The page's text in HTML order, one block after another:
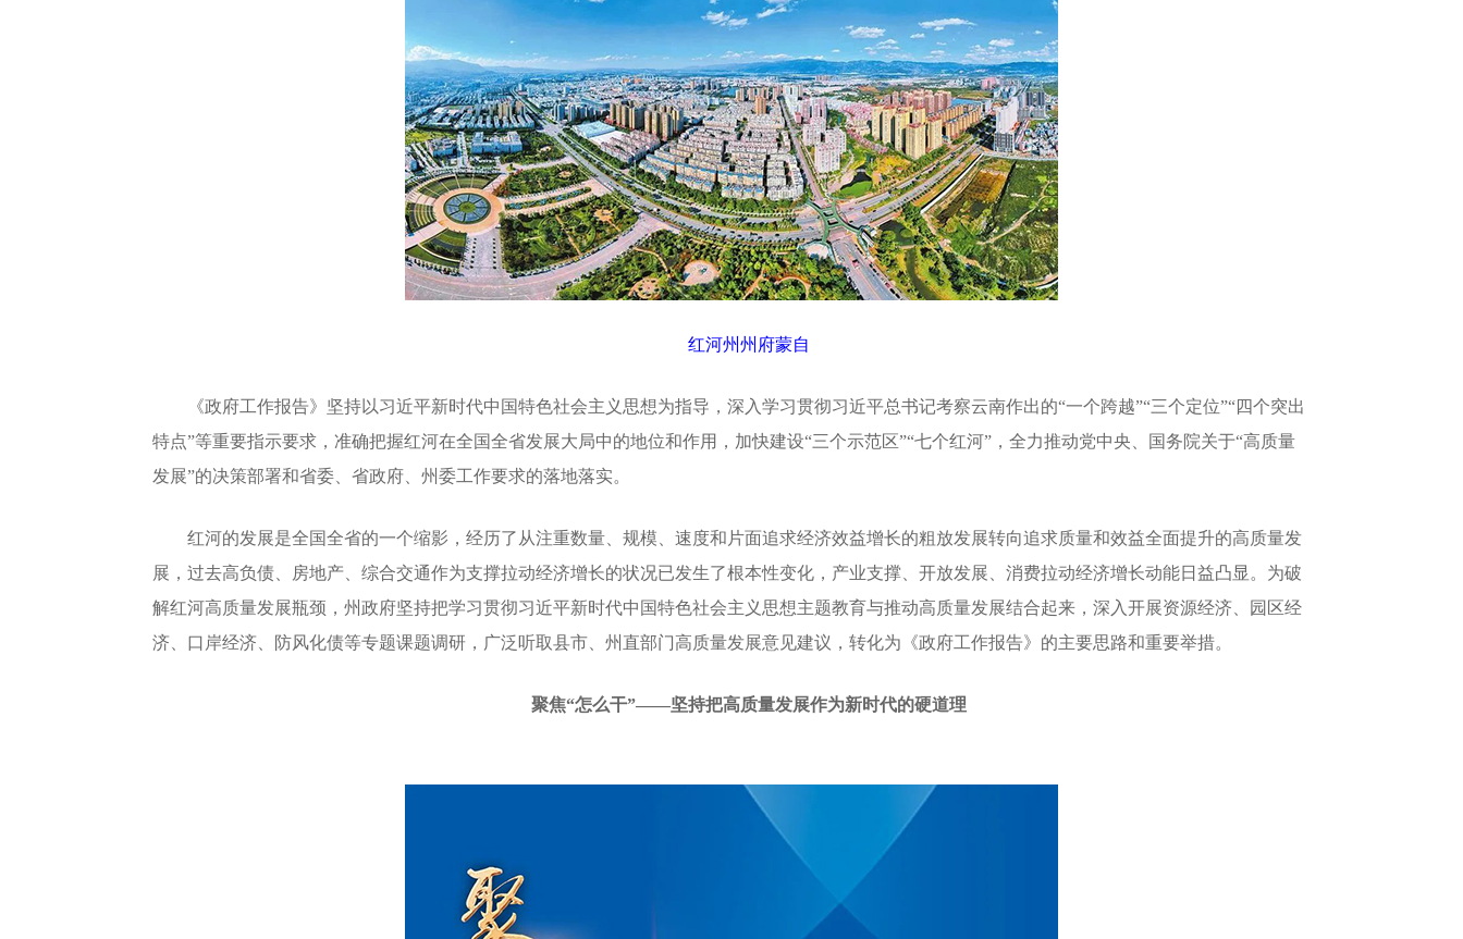
红河州州府蒙自
《政府工作报告》坚持以习近平新时代中国特色社会主义思想为指导，深入学习贯彻习近平总书记考察云南作出的“一个跨越”“三个定位”“四个突出
特点”等重要指示要求，准确把握红河在全国全省发展大局中的地位和作用，加快建设“三个示范区”“七个红河”，全力推动党中央、国务院关于“高质量
发展”的决策部署和省委、省政府、州委工作要求的落地落实。
红河的发展是全国全省的一个缩影，经历了从注重数量、规模、速度和片面追求经济效益增长的粗放发展转向追求质量和效益全面提升的高质量发
展，过去高负债、房地产、综合交通作为支撑拉动经济增长的状况已发生了根本性变化，产业支撑、开放发展、消费拉动经济增长动能日益凸显。为破
解红河高质量发展瓶颈，州政府坚持把学习贯彻习近平新时代中国特色社会主义思想主题教育与推动高质量发展结合起来，深入开展资源经济、园区经
济、口岸经济、防风化债等专题课题调研，广泛听取县市、州直部门高质量发展意见建议，转化为《政府工作报告》的主要思路和重要举措。
聚焦“怎么干”——坚持把高质量发展作为新时代的硬道理